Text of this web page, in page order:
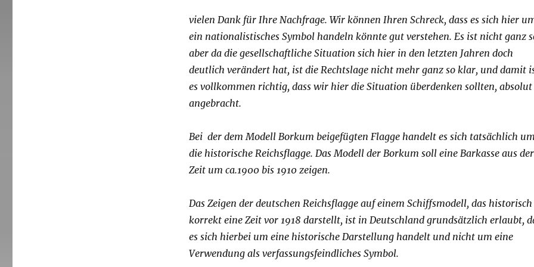
vielen Dank für Ihre Nachfrage. Wir können Ihren Schreck, dass es sich hier
ein nationalistisches Symbol handeln könnte gut verstehen. Es ist nicht ganz
aber da die gesellschaftliche Situation sich hier in den letzten Jahren doch
deutlich verändert hat, ist die Rechtslage nicht mehr ganz so klar, und damit
es vollkommen richtig, dass wir hier die Situation überdenken sollten, absolut
angebracht.
Bei der dem Modell Borkum beigefügten Flagge handelt es sich tatsächlich um
die historische Reichsflagge. Das Modell der Borkum soll eine Barkasse aus der
Zeit um ca.1900 bis 1910 zeigen.
Das Zeigen der deutschen Reichsflagge auf einem Schiffsmodell, das historisch
korrekt eine Zeit vor 1918 darstellt, ist in Deutschland grundsätzlich erlaubt,
es sich hierbei um eine historische Darstellung handelt und nicht um eine
Verwendung als verfassungsfeindliches Symbol.